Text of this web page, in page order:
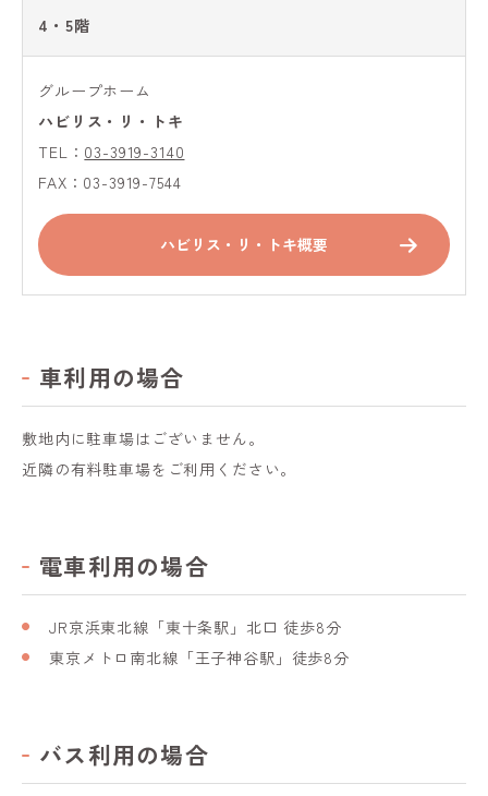
4・5階
グループホーム
ハビリス・リ・トキ
TEL： 03-3919-3140
FAX：03-3919-7544
ハビリス・リ・トキ概要
車利用の場合
敷地内に駐車場はございません。
近隣の有料駐車場をご利用ください。
電車利用の場合
JR京浜東北線「東十条駅」北口 徒歩8分
東京メトロ南北線「王子神谷駅」徒歩8分
バス利用の場合